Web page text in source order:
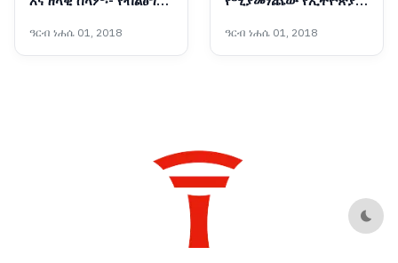
ዓመታት ስትራቴጂካዊ
አቅጣጫዎች
ዓርብ ነሐሴ 01, 2018 ዓርብ ነሐሴ 01, 2018